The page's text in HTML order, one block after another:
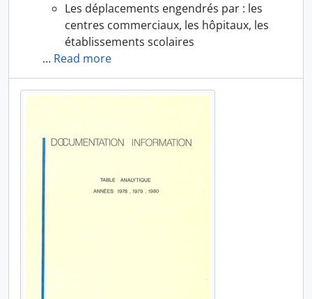
Les déplacements engendrés par : les
centres commerciaux, les hôpitaux, les
établissements scolaires
… Read more